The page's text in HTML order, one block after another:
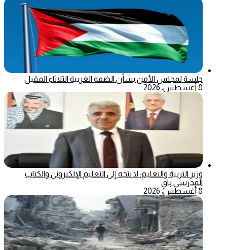
جلسة لمجلس الأمن بشأن الضفة الغربية الثلاثاء المقبل
8 أغسطس، 2026
وزير التربية والتعليم: لا نتجه إلى التعليم الإلكتروني والكتاب
المدرسي باقٍ
8 أغسطس، 2026